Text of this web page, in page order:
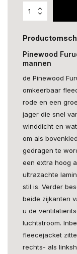
Pinewood
mannen
de Pinewood
omkeerbaar
rode en een
jager die snel
winddicht en
om als
gedragen te
een extra hoog
ultrazachte
stil is. Verder
beide zijkanten
u de
luchtstroom.
fleecejacket
rechts- als